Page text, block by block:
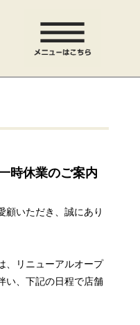
時休業のご案内
顧いただき、誠にあり
、リニューアルオープ
い、下記の日程で店舗